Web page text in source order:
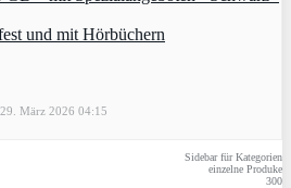
und mit Hörbüchern
März 2026 04:15
Sidebar für Kategorien
einzelne Produke
300